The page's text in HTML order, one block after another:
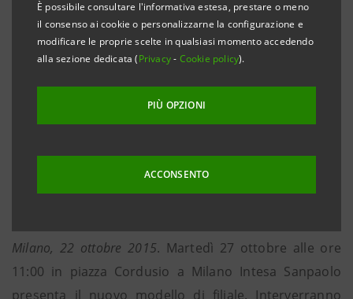
È possibile consultare l'informativa estesa, prestare o meno
il consenso ai cookie o personalizzarne la configurazione e
modificare le proprie scelte in qualsiasi momento accedendo
alla sezione dedicata (Privacy- Cookie policy).
PIÙ OPZIONI
ACCONSENTO
PROGRAMMA “L’ITALIA DAL VIVO”. TRE GIORNI DI
EVENTI PER RACCONTARE UNA NUOVA IDEA DI
BANCA
Milano, 22 ottobre 2015. Martedì 27 ottobre alle ore
11:00 in piazza Cordusio a Milano Intesa Sanpaolo
presenta il nuovo modello di filiale. Interverranno